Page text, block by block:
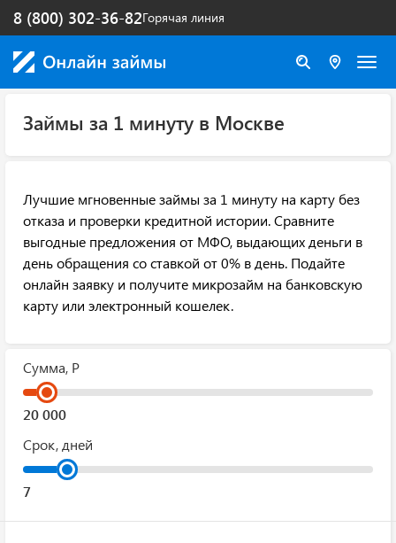
Горячая линия
8 (800) 302-36-82
Займы за 1 минуту в Москве
Лучшие мгновенные займы за 1 минуту на карту без
отказа и проверки кредитной истории. Сравните
выгодные предложения от МФО, выдающих деньги в
день обращения со ставкой от 0% в день. Подайте
онлайн заявку и получите микрозайм на банковскую
карту или электронный кошелек.
Сумма, Р
Срок, дней